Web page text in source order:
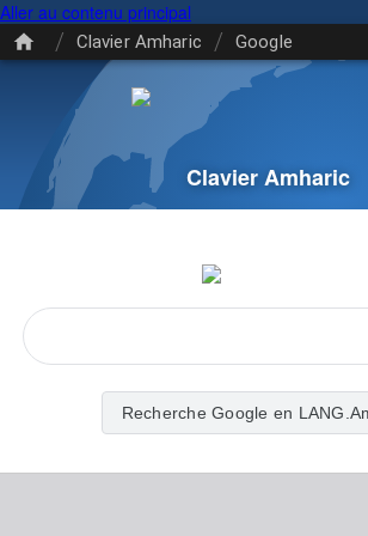
Aller au contenu principal
/ Clavier Amharic / Google
Clavier Amharic
Recherche Google en